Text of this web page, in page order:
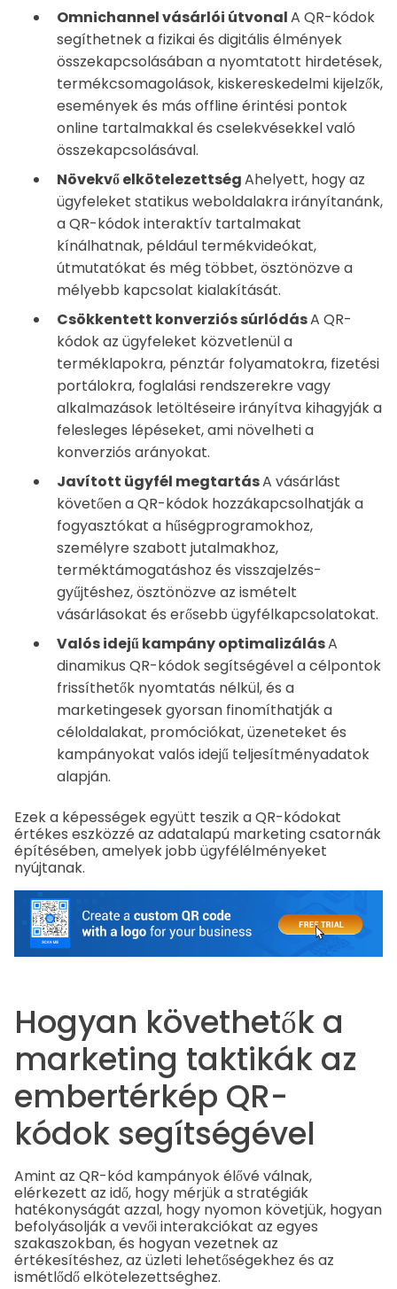
Omnichannel vásárlói útvonalA QR-kódok
segíthetnek a fizikai és digitális élmények
összekapcsolásában a nyomtatott hirdetések,
termékcsomagolások, kiskereskedelmi kijelzők,
események és más offline érintési pontok
online tartalmakkal és cselekvésekkel való
összekapcsolásával.
Növekvő elkötelezettségAhelyett, hogy az
ügyfeleket statikus weboldalakra irányítanánk,
a QR-kódok interaktív tartalmakat
kínálhatnak, például termékvideókat,
útmutatókat és még többet, ösztönözve a
mélyebb kapcsolat kialakítását.
Csökkentett konverziós súrlódásA QR-
kódok az ügyfeleket közvetlenül a
terméklapokra, pénztár folyamatokra, fizetési
portálokra, foglalási rendszerekre vagy
alkalmazások letöltéseire irányítva kihagyják a
felesleges lépéseket, ami növelheti a
konverziós arányokat.
Javított ügyfél megtartásA vásárlást
követően a QR-kódok hozzákapcsolhatják a
fogyasztókat a hűségprogramokhoz,
személyre szabott jutalmakhoz,
terméktámogatáshoz és visszajelzés-
gyűjtéshez, ösztönözve az ismételt
vásárlásokat és erősebb ügyfélkapcsolatokat.
Valós idejű kampány optimalizálásA
dinamikus QR-kódok segítségével a célpontok
frissíthetők nyomtatás nélkül, és a
marketingesek gyorsan finomíthatják a
céloldalakat, promóciókat, üzeneteket és
kampányokat valós idejű teljesítményadatok
alapján.
Ezek a képességek együtt teszik a QR-kódokat
értékes eszközzé az adatalapú marketing csatornák
építésében, amelyek jobb ügyfélélményeket
nyújtanak.
Hogyan követhetők a
marketing taktikák az
embertérkép QR-
kódok segítségével
Amint az QR-kód kampányok élővé válnak,
elérkezett az idő, hogy mérjük a stratégiák
hatékonyságát azzal, hogy nyomon követjük, hogyan
befolyásolják a vevői interakciókat az egyes
szakaszokban, és hogyan vezetnek az
értékesítéshez, az üzleti lehetőségekhez és az
ismétlődő elkötelezettséghez.